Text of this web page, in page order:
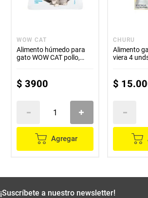
WOW CAT
Alimento húmedo para
gato WOW CAT pollo,
$ 3900
Agregar
CHURU
Alimento
viera 4
$ 15.
¡Suscríbete a nuestro newsletter!